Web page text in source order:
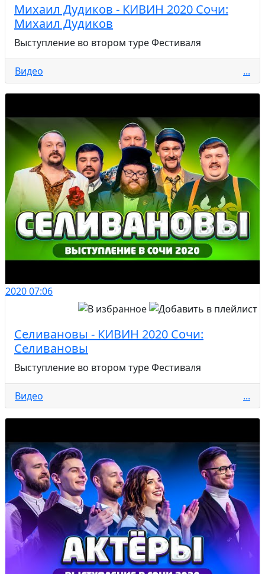
Михаил Дудиков - КИВИН 2020 Сочи:
Михаил Дудиков
Выступление во втором туре Фестиваля
Видео ...
202007:06
Селивановы - КИВИН 2020 Сочи:
Селивановы
Выступление во втором туре Фестиваля
Видео ...